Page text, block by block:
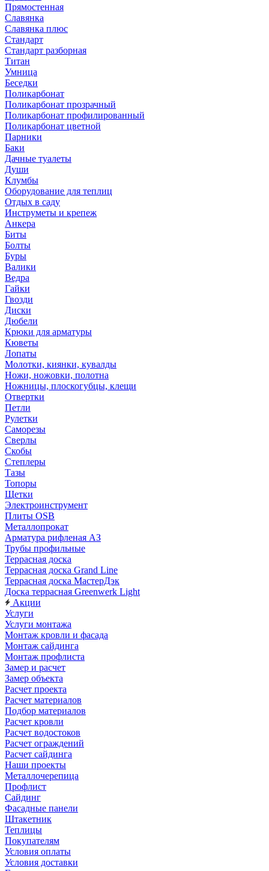
Прямостенная
Славянка
Славянка плюс
Стандарт
Стандарт разборная
Титан
Умница
Беседки
Поликарбонат
Поликарбонат прозрачный
Поликарбонат профилированный
Поликарбонат цветной
Парники
Баки
Дачные туалеты
Души
Клумбы
Оборудование для теплиц
Отдых в саду
Инструметы и крепеж
Анкера
Биты
Болты
Буры
Валики
Ведра
Гайки
Гвозди
Диски
Дюбели
Крюки для арматуры
Кюветы
Лопаты
Молотки, киянки, кувалды
Ножи, ножовки, полотна
Ножницы, плоскогубцы, клещи
Отвертки
Петли
Рулетки
Саморезы
Сверлы
Скобы
Степлеры
Тазы
Топоры
Щетки
Электроинструмент
Плиты OSB
Металлопрокат
Арматура рифленая АЗ
Трубы профильные
Террасная доска
Террасная доска Grand Line
Террасная доска МастерДэк
Доска террасная Greenwerk Light
Акции
Услуги
Услуги монтажа
Монтаж кровли и фасада
Монтаж сайдинга
Монтаж профлиста
Замер и расчет
Замер объекта
Расчет проекта
Расчет материалов
Подбор материалов
Расчет кровли
Расчет водостоков
Расчет ограждений
Расчет сайдинга
Наши проекты
Металлочерепица
Профлист
Сайдинг
Фасадные панели
Штакетник
Теплицы
Покупателям
Условия оплаты
Условия доставки